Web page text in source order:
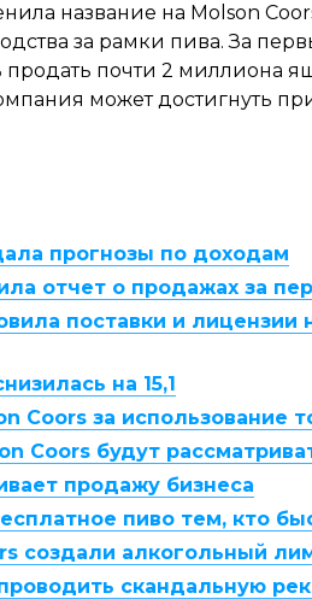
название на Molson
за рамки пива. За
почти 2 миллиона
может достигнуть
прогнозы по доходам
отчет о продажах за
поставки и лицензии
на 15,1
Coors за использование
Coors будут
продажу бизнеса
пиво тем, кто
создали алкогольный
скандальную